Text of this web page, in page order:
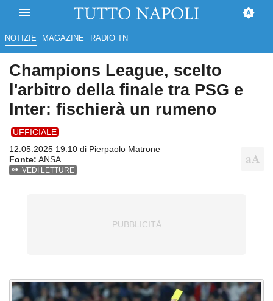
NOTIZIE MAGAZINE RADIO TN
Champions League, scelto
l'arbitro della finale tra PSG e
Inter: fischierà un rumeno
UFFICIALE
12.05.2025 19:10 di Pierpaolo Matrone
Fonte: ANSA
VEDI LETTURE